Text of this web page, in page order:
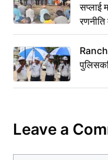
सप्लाई
रणनीति
Leave a